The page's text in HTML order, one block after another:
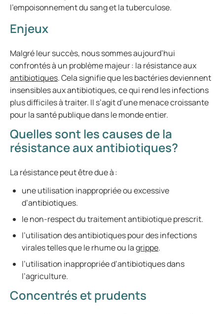
l’empoisonnement du sang et la tuberculose.
Enjeux
Malgré leur succès, nous sommes aujourd’hui
confrontés à un problème majeur : la résistance aux
antibiotiques. Cela signifie que les bactéries deviennent
insensibles aux antibiotiques, ce qui rend les infections
plus difficiles à traiter. Il s’agit d’une menace croissante
pour la santé publique dans le monde entier.
Quelles sont les causes de la
résistance aux antibiotiques?
La résistance peut être due à :
une utilisation inappropriée ou excessive
d’antibiotiques.
le non-respect du traitement antibiotique prescrit.
l’utilisation des antibiotiques pour des infections
virales telles que le rhume ou lagrippe.
l’utilisation inappropriée d’antibiotiques dans
l’agriculture.
Concentrés et prudents